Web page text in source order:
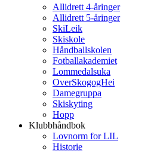
Allidrett 4-åringer
Allidrett 5-åringer
SkiLeik
Skiskole
Håndballskolen
Fotballakademiet
Lommedalsuka
OverSkogogHei
Damegruppa
Skiskyting
Hopp
Klubbhåndbok
Lovnorm for LIL
Historie